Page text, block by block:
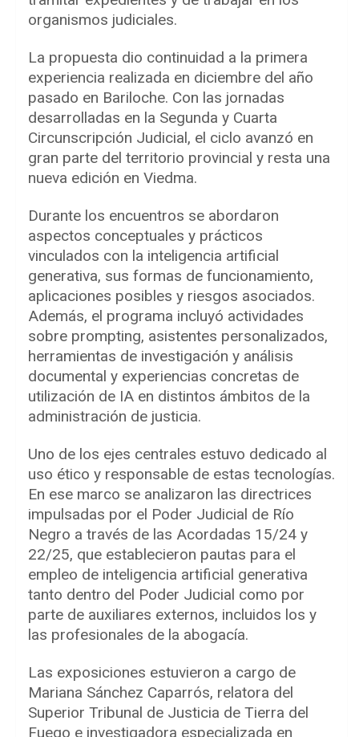
organismos judiciales.
La propuesta dio continuidad a la primera
experiencia realizada en diciembre del año
pasado en Bariloche. Con las jornadas
desarrolladas en la Segunda y Cuarta
Circunscripción Judicial, el ciclo avanzó en
gran parte del territorio provincial y resta una
nueva edición en Viedma.
Durante los encuentros se abordaron
aspectos conceptuales y prácticos
vinculados con la inteligencia artificial
generativa, sus formas de funcionamiento,
aplicaciones posibles y riesgos asociados.
Además, el programa incluyó actividades
sobre prompting, asistentes personalizados,
herramientas de investigación y análisis
documental y experiencias concretas de
utilización de IA en distintos ámbitos de la
administración de justicia.
Uno de los ejes centrales estuvo dedicado al
uso ético y responsable de estas tecnologías.
En ese marco se analizaron las directrices
impulsadas por el Poder Judicial de Río
Negro a través de las Acordadas 15/24 y
22/25, que establecieron pautas para el
empleo de inteligencia artificial generativa
tanto dentro del Poder Judicial como por
parte de auxiliares externos, incluidos los y
las profesionales de la abogacía.
Las exposiciones estuvieron a cargo de
Mariana Sánchez Caparrós, relatora del
Superior Tribunal de Justicia de Tierra del
Fuego e investigadora especializada en